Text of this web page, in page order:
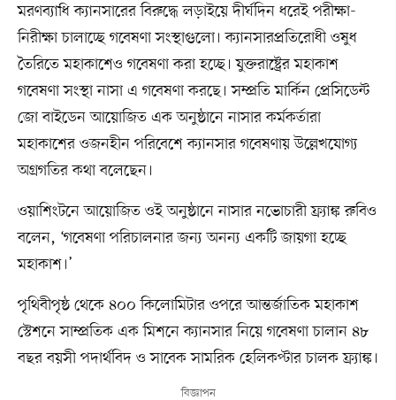
মরণব্যাধি ক্যানসারের বিরুদ্ধে লড়াইয়ে দীর্ঘদিন ধরেই পরীক্ষা-
নিরীক্ষা চালাচ্ছে গবেষণা সংস্থাগুলো। ক্যানসারপ্রতিরোধী ওষুধ
তৈরিতে মহাকাশেও গবেষণা করা হচ্ছে। যুক্তরাষ্ট্রের মহাকাশ
গবেষণা সংস্থা নাসা এ গবেষণা করছে। সম্প্রতি মার্কিন প্রেসিডেন্ট
জো বাইডেন আয়োজিত এক অনুষ্ঠানে নাসার কর্মকর্তারা
মহাকাশের ওজনহীন পরিবেশে ক্যানসার গবেষণায় উল্লেখযোগ্য
অগ্রগতির কথা বলেছেন।
ওয়াশিংটনে আয়োজিত ওই অনুষ্ঠানে নাসার নভোচারী ফ্র্যাঙ্ক রুবিও
বলেন, ‘গবেষণা পরিচালনার জন্য অনন্য একটি জায়গা হচ্ছে
মহাকাশ।’
পৃথিবীপৃষ্ঠ থেকে ৪০০ কিলোমিটার ওপরে আন্তর্জাতিক মহাকাশ
স্টেশনে সাম্প্রতিক এক মিশনে ক্যানসার নিয়ে গবেষণা চালান ৪৮
বছর বয়সী পদার্থবিদ ও সাবেক সামরিক হেলিকপ্টার চালক ফ্র্যাঙ্ক।